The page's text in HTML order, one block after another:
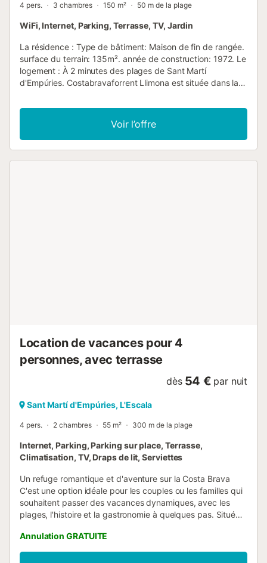
4 pers. 3 chambres 150 m² 50 m de la plage
WiFi, Internet, Parking, Terrasse, TV, Jardin
La résidence : Type de bâtiment: Maison de fin de rangée.
surface du terrain: 135m². année de construction: 1972. Le
logement : À 2 minutes des plages de Sant Martí
d'Empúries. Costabravaforrent Llimona est située dans la
restaurants. Costabravaforrent Llimona est une maison
belle et pratique, à 100 mètres de la plage, avec un
excellent emplacement dans le centre de Sant Martí
d'Empúries, derrière la place de l'église, avec vue sur la
Empúries, sa promena...
Voir l’offre
Location de vacances pour 4
personnes, avec terrasse
dès 54 € par nuit
Sant Martí d'Empúries, L'Escala
4 pers. 2 chambres 55 m² 300 m de la plage
Internet, Parking, Parking sur place, Terrasse,
Climatisation, TV, Draps de lit, Serviettes
Un refuge romantique et d'aventure sur la Costa Brava
C'est une option idéale pour les couples ou les familles qui
souhaitent passer des vacances dynamiques, avec les
plages, l'histoire et la gastronomie à quelques pas. Situé
se trouve à seulement 350 mètres d'une plage sauvage
aux dunes littorales protégées, qui dispose d'un bar de
Annulation GRATUITE